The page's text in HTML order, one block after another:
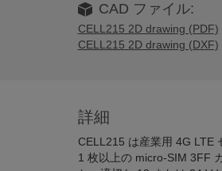
CAD ファイル:
CELL215 2D drawing (PDF)
CELL215 2D drawing (DXF)
詳細
CELL215 は産業用 4G LTE
1 枚以上の micro-SIM 3FF